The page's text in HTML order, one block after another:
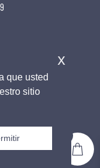
design by soul
que usted
sitio
x